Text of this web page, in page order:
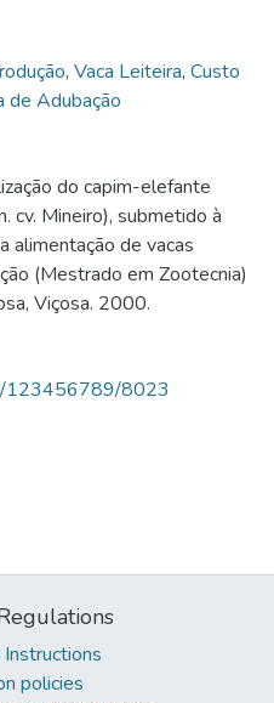
, Vaca Leiteira, Custo
de Adubação
do capim-elefante
cv. Mineiro), submetido à
alimentação de vacas
(Mestrado em Zootecnia)
Viçosa. 2000.
123456789/8023
policies